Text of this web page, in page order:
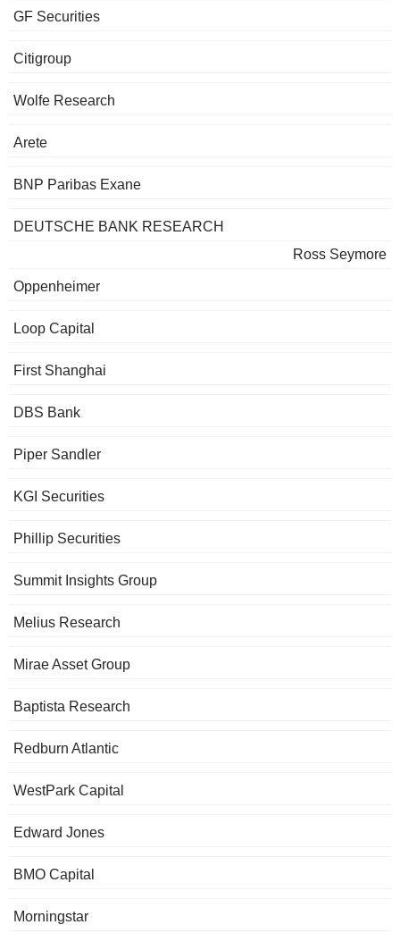
GF Securities
Citigroup
Wolfe Research
Arete
BNP Paribas Exane
DEUTSCHE BANK RESEARCH
Ross Seymore
Oppenheimer
Loop Capital
First Shanghai
DBS Bank
Piper Sandler
KGI Securities
Phillip Securities
Summit Insights Group
Melius Research
Mirae Asset Group
Baptista Research
Redburn Atlantic
WestPark Capital
Edward Jones
BMO Capital
Morningstar